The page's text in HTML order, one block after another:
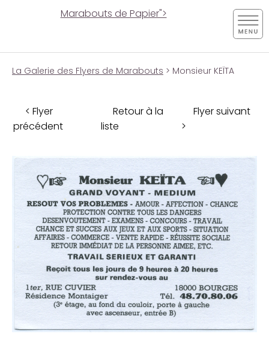
Marabouts de Papier">
La Galerie des Flyers de Marabouts > Monsieur KEÏTA
< Flyer
précédent
Retour à la
liste
Flyer suivant
>